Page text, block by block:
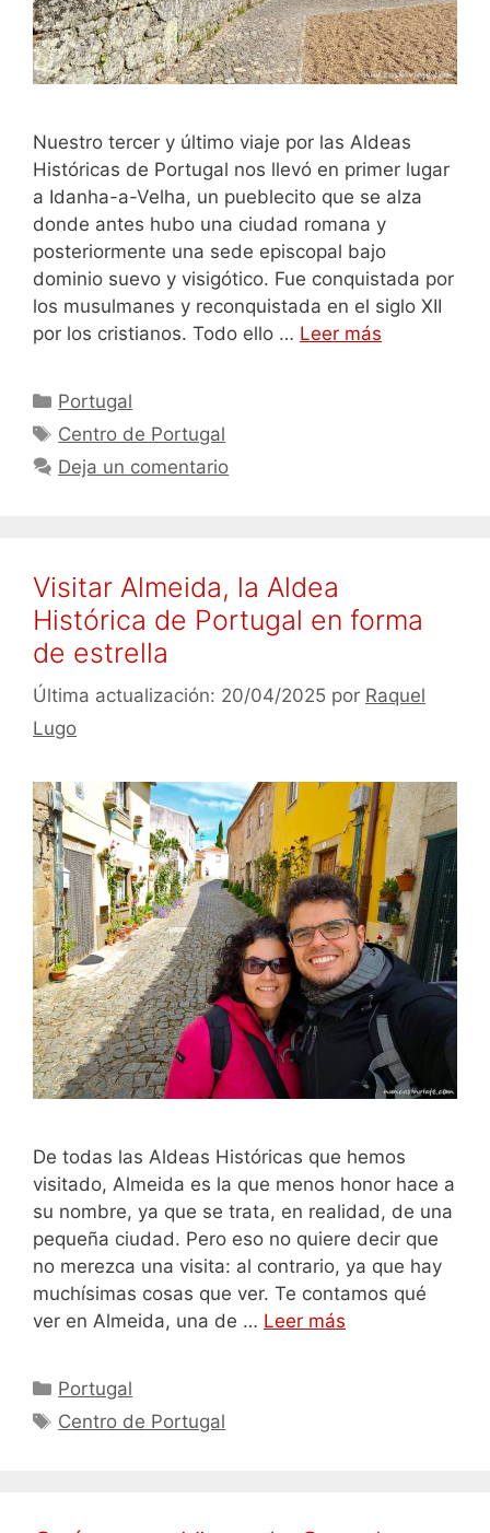
Nuestro tercer y último viaje por las Aldeas
Históricas de Portugal nos llevó en primer lugar
a Idanha-a-Velha, un pueblecito que se alza
donde antes hubo una ciudad romana y
posteriormente una sede episcopal bajo
dominio suevo y visigótico. Fue conquistada por
los musulmanes y reconquistada en el siglo XII
por los cristianos. Todo ello … Leer más
Categorías
Portugal
Etiquetas
Centro de Portugal
Deja un comentario
Visitar Almeida, la Aldea
Histórica de Portugal en forma
de estrella
20/04/2025 por Raquel
Lugo
De todas las Aldeas Históricas que hemos
visitado, Almeida es la que menos honor hace a
su nombre, ya que se trata, en realidad, de una
pequeña ciudad. Pero eso no quiere decir que
no merezca una visita: al contrario, ya que hay
muchísimas cosas que ver. Te contamos qué
ver en Almeida, una de … Leer más
Categorías
Portugal
Etiquetas
Centro de Portugal